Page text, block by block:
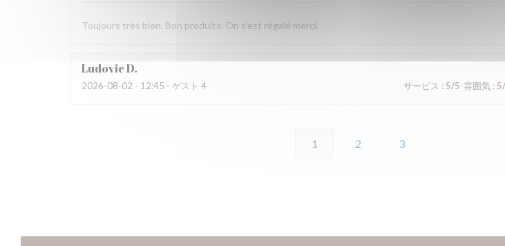
Toujours très bien. Bon produits. On s’est régalé merci.
LudovicD
2026-08-02 - 12:45 - ゲスト 4 サービス : 5/5 雰囲気: 5
1 2 3